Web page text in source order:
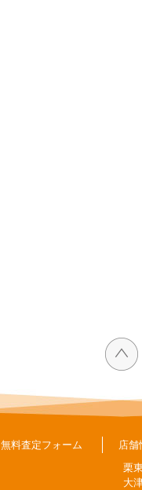
無料査定フォーム
店舗
栗
大